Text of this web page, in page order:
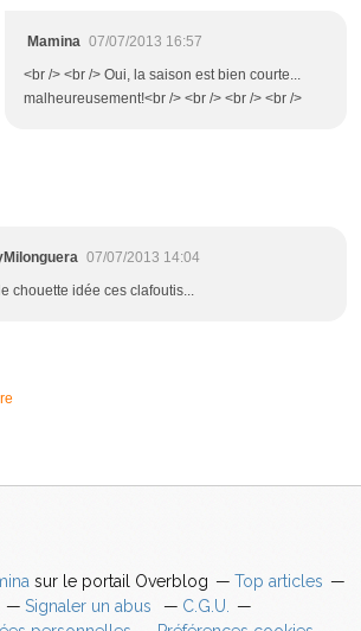
Mamina 07/07/2013 16:57
<br /> <br /> Oui, la saison est bien courte...
malheureusement!<br /> <br /> <br /> <br />
07/07/2013 14:04
chouette idée ces clafoutis...
sur le portail Overblog
Top articles
Signaler un abus
C.G.U.